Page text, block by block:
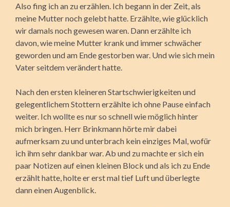
Also fing ich an zu erzählen. Ich begann in der Zeit, als
meine Mutter noch gelebt hatte. Erzählte, wie glücklich
wir damals noch gewesen waren. Dann erzählte ich
davon, wie meine Mutter krank und immer schwächer
geworden und am Ende gestorben war. Und wie sich mein
Vater seitdem verändert hatte.
Nach den ersten kleineren Startschwierigkeiten und
gelegentlichem Stottern erzählte ich ohne Pause einfach
weiter. Ich wollte es nur so schnell wie möglich hinter
mich bringen. Herr Brinkmann hörte mir dabei
aufmerksam zu und unterbrach kein einziges Mal, wofür
ich ihm sehr dankbar war. Ab und zu machte er sich ein
paar Notizen auf einen kleinen Block und als ich zu Ende
erzählt hatte, holte er erst mal tief Luft und überlegte
dann einen Augenblick.